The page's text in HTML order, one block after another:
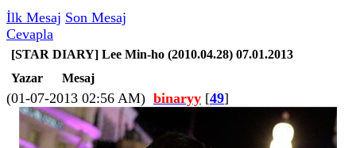
İlk Mesaj Son Mesaj
Cevapla
[STAR DIARY] Lee Min-ho (2010.04.28) 07.01.2013
Yazar
Mesaj
(01-07-2013 02:56 AM) binaryy [49]